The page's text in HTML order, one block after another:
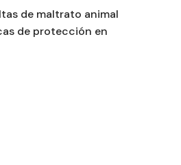
de maltrato animal
de protección en